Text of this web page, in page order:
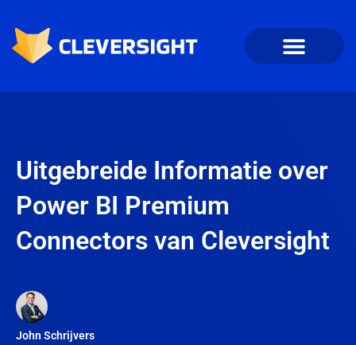
Uitgebreide Informatie over
Power BI Premium
Connectors van Cleversight
John Schrijvers